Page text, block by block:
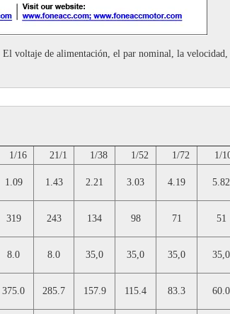
El voltaje de alimentación, el par nominal, la
1/16 21/1 1/38 1/52 1/72 1/
1.09 1.43 2.21 3.03 4.19 5.82
319 243 134 98 71 51
8.0 8.0 35,0 35,0 35,0 35,0
375.0 285.7 157.9 115.4 83.3 60.0